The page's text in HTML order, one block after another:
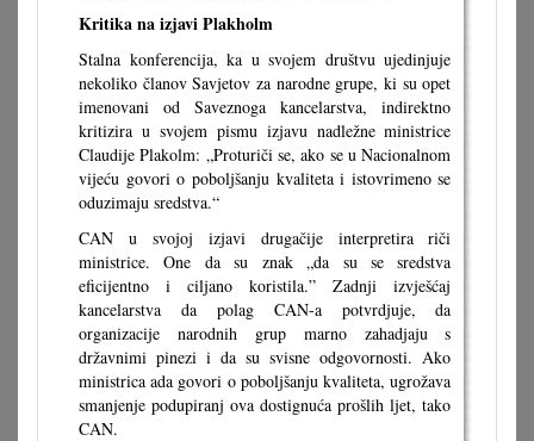
Kritika na izjavi Plakholm
Stalna konferencija, ka u svojem društvu ujedinjuje
nekoliko članov Savjetov za narodne grupe, ki su opet
imenovani od Saveznoga kancelarstva, indirektno
kritizira u svojem pismu izjavu nadležne ministrice
Claudije Plakolm: „Proturiči se, ako se u Nacionalnom
vijeću govori o poboljšanju kvaliteta i istovrimeno se
oduzimaju sredstva.“
CAN u svojoj izjavi drugačije interpretira riči
ministrice. One da su znak „da su se sredstva
eficijentno i ciljano koristila.” Zadnji izvješćaj
kancelarstva da polag CAN-a potvrdjuje, da
organizacije narodnih grup marno zahadjaju s
državnimi pinezi i da su svisne odgovornosti. Ako
ministrica ada govori o poboljšanju kvaliteta, ugrožava
smanjenje podupiranj ova dostignuća prošlih ljet, tako
CAN.